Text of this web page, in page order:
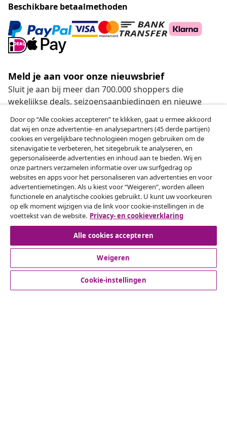
Beschikbare betaalmethoden
Meld je aan voor onze nieuwsbrief
Sluit je aan bij meer dan 700.000 shoppers die
wekelijkse deals, seizoensaanbiedingen en nieuwe
Onze sociale media
Herroeping van de overeenkomst
Een annulering voor je bestelling indienen
Herroeping van de overeenkomst
Klantenservice
Door op “Alle cookies accepteren” te klikken, gaat u ermee akkoord
dat wij en onze advertentie- en analysepartners (45 derde partijen)
cookies en vergelijkbare technologieën mogen gebruiken om de
sitenavigatie te verbeteren, het sitegebruik te analyseren, en
gepersonaliseerde advertenties en inhoud aan te bieden. Wij en
onze partners verzamelen informatie over uw surfgedrag op
websites en apps voor het personaliseren van advertenties en voor
advertentiemetingen. Als u kiest voor “Weigeren”, worden alleen
functionele en analytische cookies gebruikt. U kunt uw voorkeuren
op elk moment wijzigen via de link voor cookie-instellingen in de
voettekst van de website. Privacy- en cookieverklaring
Alle cookies accepteren
Weigeren
Cookie-instellingen